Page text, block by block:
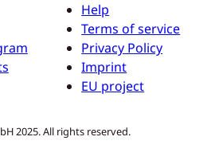
Help
Terms of service
Privacy Policy
Imprint
EU project
2025. All rights reserved.